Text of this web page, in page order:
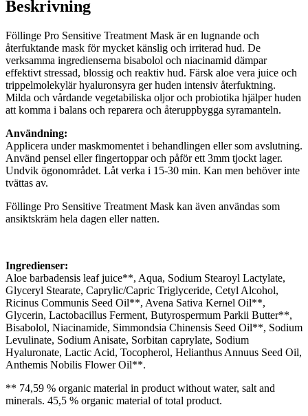
Beskrivning
Föllinge Pro Sensitive Treatment Mask är en lugnande och
återfuktande mask för mycket känslig och irriterad hud. De
verksamma ingredienserna bisabolol och niacinamid dämpar
effektivt stressad, blossig och reaktiv hud. Färsk aloe vera juice och
trippelmolekylär hyaluronsyra ger huden intensiv återfuktning.
Milda och vårdande vegetabiliska oljor och probiotika hjälper huden
att komma i balans och reparera och återuppbygga syramanteln.
Användning:
Applicera under maskmomentet i behandlingen eller som avslutning.
Använd pensel eller fingertoppar och påför ett 3mm tjockt lager.
Undvik ögonområdet. Låt verka i 15-30 min. Kan men behöver inte
tvättas av.
Föllinge Pro Sensitive Treatment Mask kan även användas som
ansiktskräm hela dagen eller natten.
Ingredienser:
Aloe barbadensis leaf juice**, Aqua, Sodium Stearoyl Lactylate,
Glyceryl Stearate, Caprylic/Capric Triglyceride, Cetyl Alcohol,
Ricinus Communis Seed Oil**, Avena Sativa Kernel Oil**,
Glycerin, Lactobacillus Ferment, Butyrospermum Parkii Butter**,
Bisabolol, Niacinamide, Simmondsia Chinensis Seed Oil**, Sodium
Levulinate, Sodium Anisate, Sorbitan caprylate, Sodium
Hyaluronate, Lactic Acid, Tocopherol, Helianthus Annuus Seed Oil,
Anthemis Nobilis Flower Oil**.
** 74,59 % organic material in product without water, salt and
minerals. 45,5 % organic material of total product.